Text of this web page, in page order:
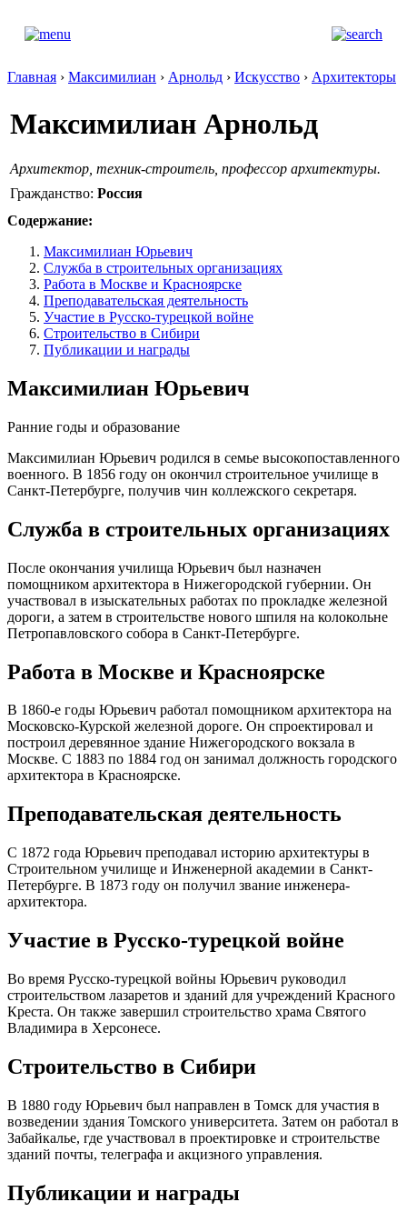
Главная › Максимилиан › Арнольд › Искусство › Архитекторы
Максимилиан Арнольд
Архитектор, техник-строитель, профессор архитектуры.
Гражданство: Россия
Содержание:
Максимилиан Юрьевич
Служба в строительных организациях
Работа в Москве и Красноярске
Преподавательская деятельность
Участие в Русско-турецкой войне
Строительство в Сибири
Публикации и награды
Максимилиан Юрьевич
Ранние годы и образование
Максимилиан Юрьевич родился в семье высокопоставленного
военного. В 1856 году он окончил строительное училище в
Санкт-Петербурге, получив чин коллежского секретаря.
Служба в строительных организациях
После окончания училища Юрьевич был назначен
помощником архитектора в Нижегородской губернии. Он
участвовал в изыскательных работах по прокладке железной
дороги, а затем в строительстве нового шпиля на колокольне
Петропавловского собора в Санкт-Петербурге.
Работа в Москве и Красноярске
В 1860-е годы Юрьевич работал помощником архитектора на
Московско-Курской железной дороге. Он спроектировал и
построил деревянное здание Нижегородского вокзала в
Москве. С 1883 по 1884 год он занимал должность городского
архитектора в Красноярске.
Преподавательская деятельность
С 1872 года Юрьевич преподавал историю архитектуры в
Строительном училище и Инженерной академии в Санкт-
Петербурге. В 1873 году он получил звание инженера-
архитектора.
Участие в Русско-турецкой войне
Во время Русско-турецкой войны Юрьевич руководил
строительством лазаретов и зданий для учреждений Красного
Креста. Он также завершил строительство храма Святого
Владимира в Херсонесе.
Строительство в Сибири
В 1880 году Юрьевич был направлен в Томск для участия в
возведении здания Томского университета. Затем он работал в
Забайкалье, где участвовал в проектировке и строительстве
зданий почты, телеграфа и акцизного управления.
Публикации и награды